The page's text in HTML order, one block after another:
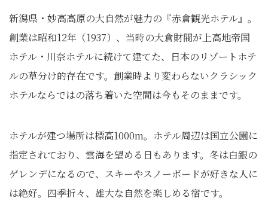
新潟県・妙高高原の大自然が魅力の『赤倉観光ホテル』。
創業は昭和12年（1937）、当時の大倉財閥が上高地帝国
ホテル・川奈ホテルに続けて建てた、日本のリゾートホテ
ルの草分け的存在です。創業時より変わらないクラシック
ホテルならではの落ち着いた空間は今もそのままです。
ホテルが建つ場所は標高1000m。ホテル周辺は国立公園に
指定されており、雲海を望める日もあります。冬は白銀の
ゲレンデになるので、スキーやスノーボードが好きな人に
は絶好。四季折々、雄大な自然を楽しめる宿です。